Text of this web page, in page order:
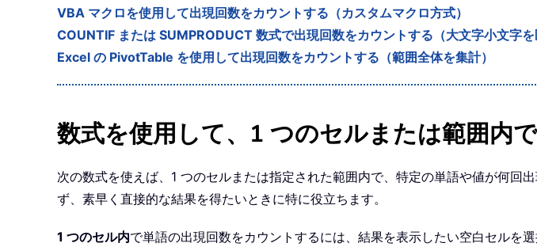
VBA マクロを使用して出現回数をカウントする（カスタムマクロ方式）
COUNTIF または SUMPRODUCT 数式で出現回数をカウントする（大文字小文字を
Excel の PivotTable を使用して出現回数をカウントする（範囲全体を集計）
数式を使用して、1 つのセルまたは範囲内
次の数式を使えば、1 つのセルまたは指定された範囲内で、特定の単語や値が何
ず、素早く直接的な結果を得たいときに特に役立ちます。
1 つのセル内で単語の出現回数をカウントするには、結果を表示したい空白セルを